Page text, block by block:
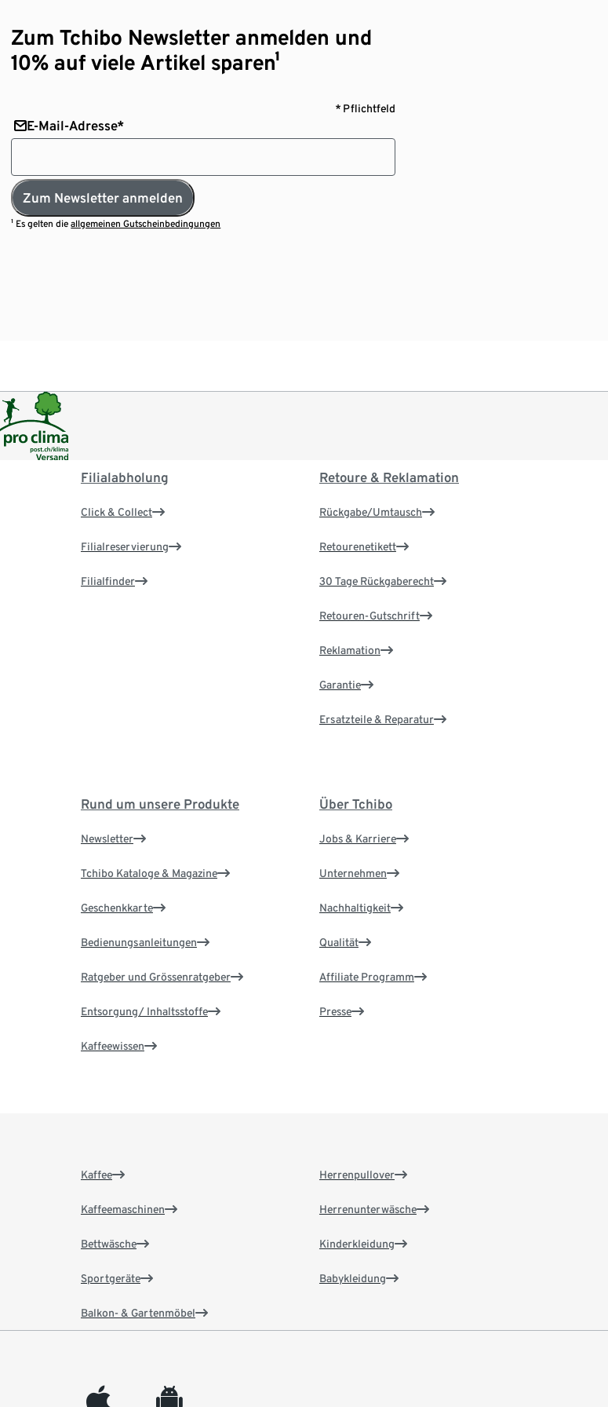
Zum Tchibo Newsletter anmelden und
10% auf viele Artikel sparen¹
* Pflichtfeld
E-Mail-Adresse*
Zum Newsletter anmelden
¹ Es gelten dieallgemeinen Gutscheinbedingungen
Filialabholung
Click & Collect
Filialreservierung
Filialfinder
Retoure & Reklamation
Rückgabe/Umtausch
Retourenetikett
30 Tage Rückgaberecht
Retouren-Gutschrift
Reklamation
Garantie
Ersatzteile & Reparatur
Rund um unsere Produkte
Newsletter
Tchibo Kataloge & Magazine
Geschenkkarte
Bedienungsanleitungen
Ratgeber und Grössenratgeber
Entsorgung/ Inhaltsstoffe
Kaffeewissen
Über Tchibo
Jobs & Karriere
Unternehmen
Nachhaltigkeit
Qualität
Affiliate Programm
Presse
Kaffee
Kaffeemaschinen
Bettwäsche
Sportgeräte
Balkon- & Gartenmöbel
Herrenpullover
Herrenunterwäsche
Kinderkleidung
Babykleidung